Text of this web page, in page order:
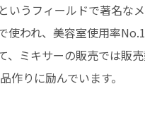
いうフィールドで著名な
われ、美容室使用率
、ミキサーの販売では販
りに励んでいます。